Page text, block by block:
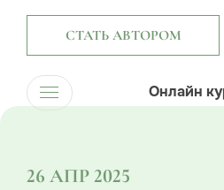
СТАТЬ АВТОРОМ
Онлайн
26 АПР 2025